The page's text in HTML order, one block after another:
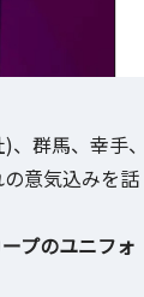
、群馬、幸手
意気込みを話
プのユニフォ